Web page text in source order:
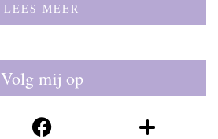
LEES MEER
Volg mij op